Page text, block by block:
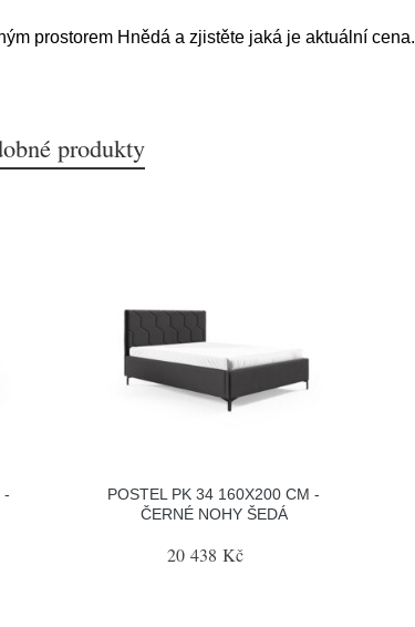
prostorem Hnědá a zjistěte jaká je aktuální cena.
produkty
-
POSTEL PK 34 160X200 CM -
ČERNÉ NOHY ŠEDÁ
20 438 Kč